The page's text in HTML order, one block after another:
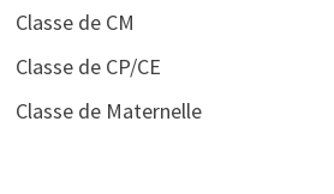
Classe de CM
Classe de CP/CE
Classe de Maternelle